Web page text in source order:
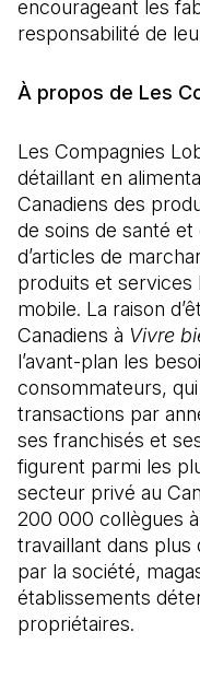
encourageant les
responsabilité de
À propos de Les
Les Compagnies
détaillant en
Canadiens des
de soins de santé
d’articles de
produits et services
mobile. La raison
Canadiens à Vivre
l’avant-plan les
consommateurs,
transactions par
ses franchisés et
figurent parmi les
secteur privé au
200 000 collègues
travaillant dans plus
par la société,
établissements
propriétaires.